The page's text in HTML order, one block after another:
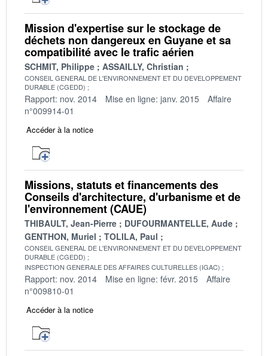
Mission d'expertise sur le stockage de
déchets non dangereux en Guyane et sa
compatibilité avec le trafic aérien
SCHMIT, Philippe ASSAILLY, Christian
CONSEIL GENERAL DE L'ENVIRONNEMENT ET DU DEVELOPPEMENT
DURABLE (CGEDD)
Rapport: nov. 2014 Mise en ligne: janv. 2015
Affaire
n°009914-01
Accéder à la notice
Missions, statuts et financements des
Conseils d'architecture, d'urbanisme et de
l'environnement (CAUE)
THIBAULT, Jean-Pierre
DUFOURMANTELLE, Aude
GENTHON, Muriel
TOLILA, Paul
CONSEIL GENERAL DE L'ENVIRONNEMENT ET DU DEVELOPPEMENT
DURABLE (CGEDD)
INSPECTION GENERALE DES AFFAIRES CULTURELLES (IGAC)
Rapport: nov. 2014 Mise en ligne: févr. 2015
Affaire
n°009810-01
Accéder à la notice